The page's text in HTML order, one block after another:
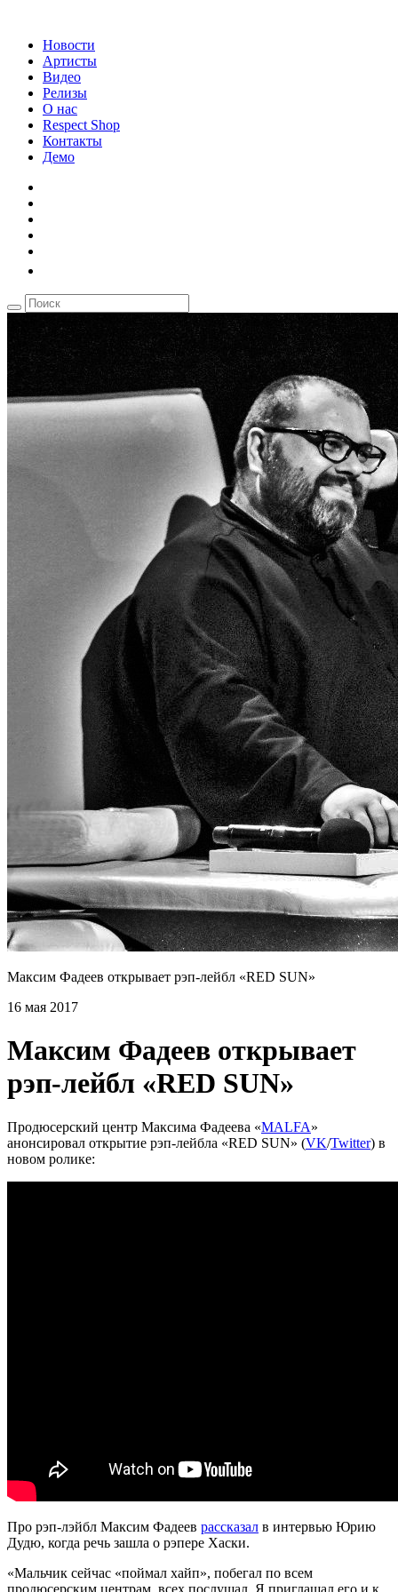
Новости
Артисты
Видео
Релизы
О нас
Respect Shop
Контакты
Демо
Максим Фадеев открывает рэп-лейбл «RED SUN»
16 мая 2017
Максим Фадеев открывает
рэп-лейбл «RED SUN»
Продюсерский центр Максима Фадеева «MALFA»
анонсировал открытие рэп-лейбла «RED SUN» (VK/Twitter) в
новом ролике:
Про рэп-лэйбл Максим Фадеев рассказал в интервью Юрию
Дудю, когда речь зашла о рэпере Хаски.
«Мальчик сейчас «поймал хайп», побегал по всем
продюсерским центрам, всех послушал. Я приглашал его и к